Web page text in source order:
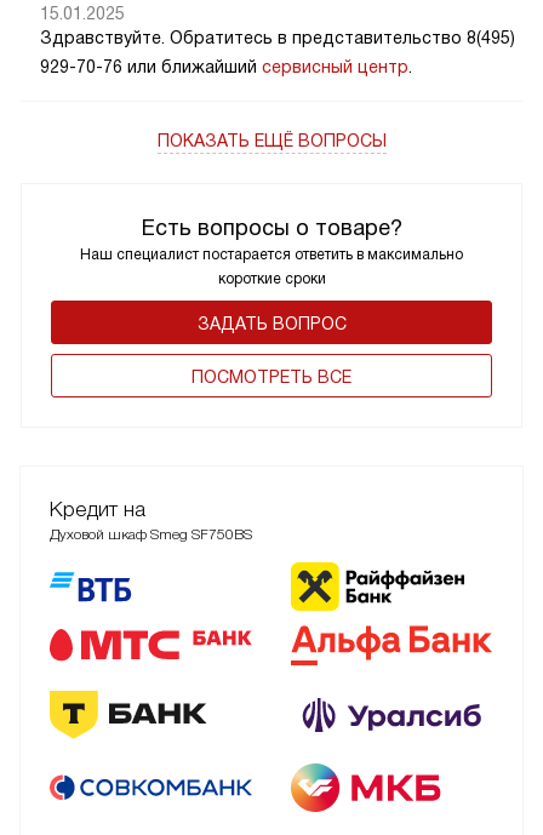
Есть вопросы о товаре?
Наш специалист постарается ответить в максимально
короткие сроки
ЗАДАТЬ ВОПРОС
ПОCМОТРЕТЬ ВСЕ
15.01.2025
Здравствуйте. Обратитесь в представительство 8(495)
929-70-76 или ближайший сервисный центр
ПОКАЗАТЬ ЕЩЁ ВОПРОСЫ
Кредит на
Духовой шкаф Smeg SF750BS